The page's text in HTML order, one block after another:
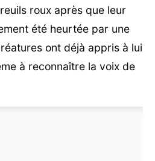
roux après que leur
été heurtée par une
ont déjà appris à lui
à reconnaître la voix de